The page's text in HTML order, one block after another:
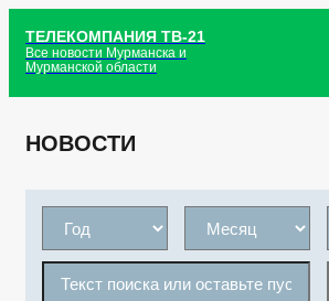
ТЕЛЕКОМПАНИЯ ТВ-21
Все новости Мурманска и
Мурманской области
НОВОСТИ